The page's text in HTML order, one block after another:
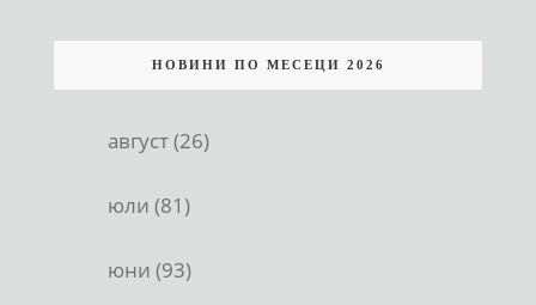
НОВИНИ ПО МЕСЕЦИ 2026
август (26)
юли (81)
юни (93)